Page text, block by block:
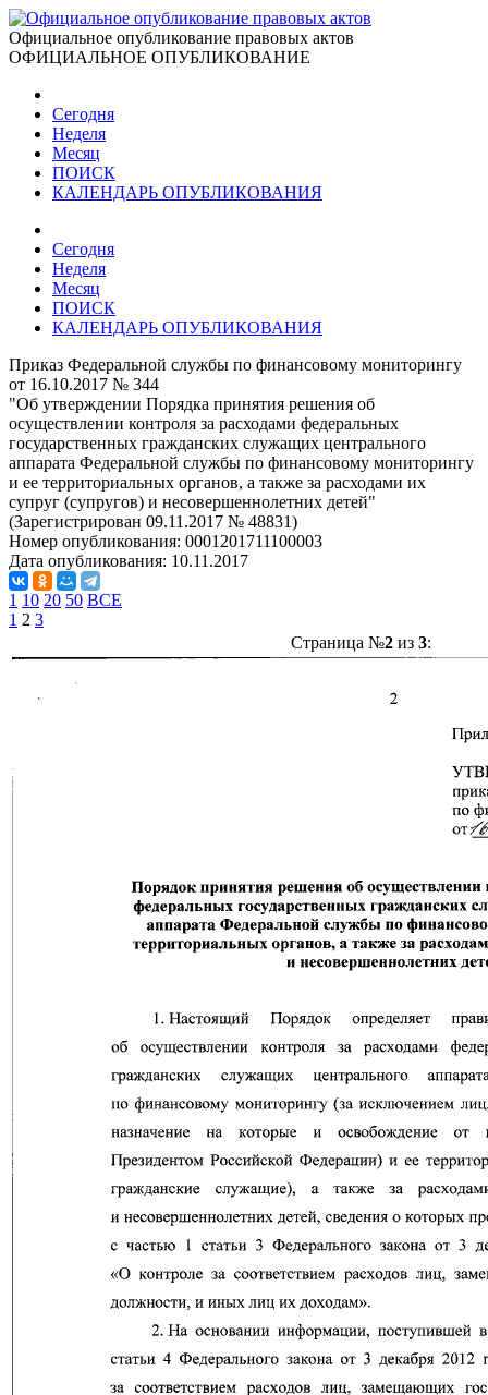
Официальное опубликование правовых актов
ОФИЦИАЛЬНОЕ ОПУБЛИКОВАНИЕ
Сегодня
Неделя
Месяц
ПОИСК
КАЛЕНДАРЬ ОПУБЛИКОВАНИЯ
Сегодня
Неделя
Месяц
ПОИСК
КАЛЕНДАРЬ ОПУБЛИКОВАНИЯ
Приказ Федеральной службы по финансовому мониторингу
от 16.10.2017 № 344
"Об утверждении Порядка принятия решения об
осуществлении контроля за расходами федеральных
государственных гражданских служащих центрального
аппарата Федеральной службы по финансовому мониторингу
и ее территориальных органов, а также за расходами их
супруг (супругов) и несовершеннолетних детей"
(Зарегистрирован 09.11.2017 № 48831)
Номер опубликования: 0001201711100003
Дата опубликования: 10.11.2017
1 10 20 50 ВСЕ
1 2 3
Страница №2из 3: